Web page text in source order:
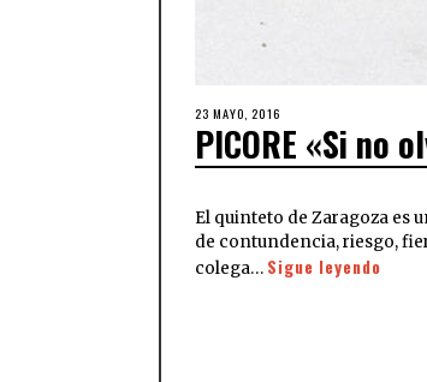
23 MAYO, 2016
PICORE «Si no
El quinteto de Zaragoza es
de contundencia, riesgo,
colega… Sigue leyendo